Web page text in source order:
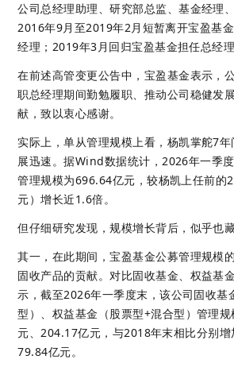
公司总经理助理、研究部总监、基金经理
2016年9月至2019年2月短暂离开宝盈基
经理；2019年3月回归宝盈基金担任总经理
在前述高管变更公告中，宝盈基金表示，
职总经理期间勤勉履职、推动公司稳健发
献，致以衷心感谢。
实际上，单从管理规模上看，杨凯掌舵7
展迅速。据Wind数据统计，2026年一季
管理规模为696.64亿元，较杨凯上任前的
元）增长近1.6倍。
但仔细研究发现，规模增长背后，似乎也藏
其一，在此期间，宝盈基金公募管理规模
固收产品的贡献。对比固收基金、权益基
示，截至2026年一季度末，该公司固收基
型）、权益基金（股票型+混合型）管理
元、204.17亿元，与2018年末相比分别增
79.84亿元。